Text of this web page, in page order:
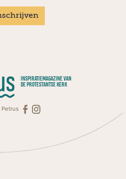
INSPIRATIEMAGAZINE VAN
DE PROTESTANTSE KERK
Petrus